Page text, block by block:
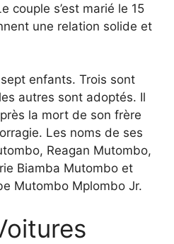
couple s’est marié le 15
une relation solide et
enfants. Trois sont
autres sont adoptés. Il
la mort de son frère
Les noms de ses
Reagan Mutombo,
Biamba Mutombo et
Mutombo Mplombo Jr.